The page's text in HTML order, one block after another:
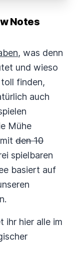
Notes
, was denn
und wieso
finden,
auch
Mühe
den 10
spielbaren
basiert auf
ihr hier alle im